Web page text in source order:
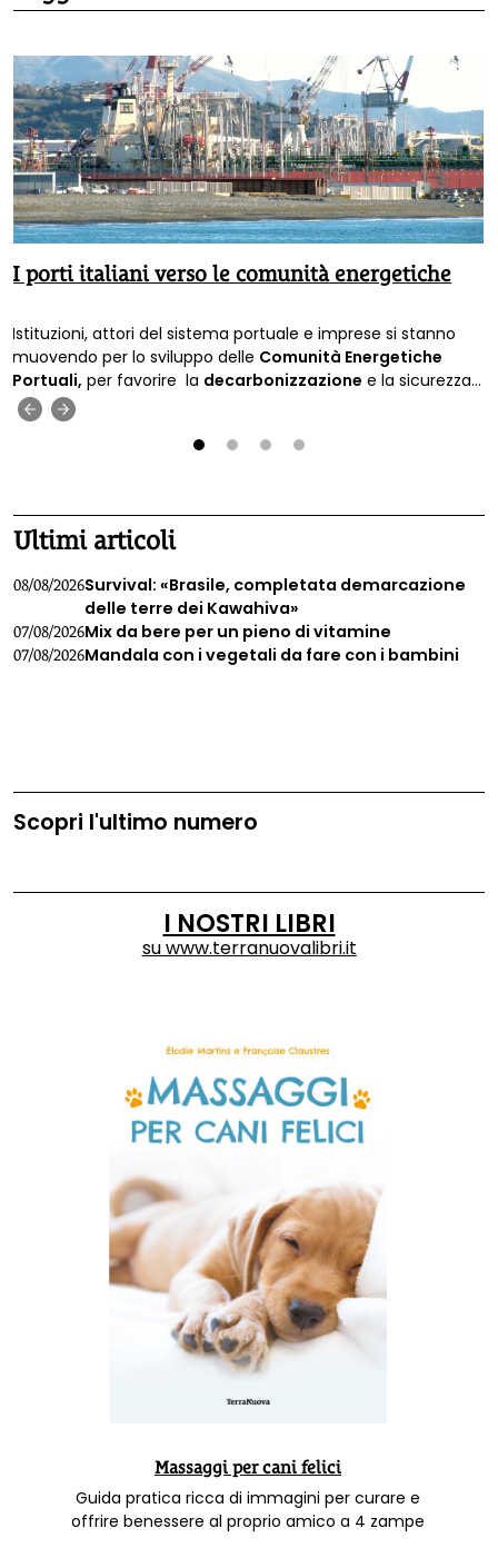
I porti italiani verso le comunità energetiche
Istituzioni, attori del sistema portuale e imprese si stanno
muovendo per lo sviluppo delle Comunità Energetiche
Portuali, per favorire la decarbonizzazione e la sicurezza
energetica.
Ultimi articoli
08/08/2026Survival: «Brasile, completata demarcazione
delle terre dei Kawahiva»
07/08/2026Mix da bere per un pieno di vitamine
07/08/2026Mandala con i vegetali da fare con i bambini
Scopri l'ultimo numero
I NOSTRI LIBRI
suwww.terranuovalibri.it
Massaggi per cani felici
Guida pratica ricca di immagini per curare e
offrire benessere al proprio amico a 4 zampe